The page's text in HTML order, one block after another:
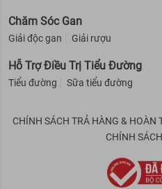
Chăm Sóc Gan
Giải độc gan Giải rượu
Hỗ Trợ Điều Trị Tiểu Đường
Tiểu đường Sữa tiểu đường
CHÍNH SÁCH TRẢ HÀNG & HOÀN
CHÍNH